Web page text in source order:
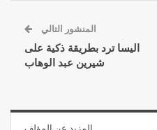
المنشور التالي
اليسا ترد بطريقة ذكية على
شيرين عبد الوهاب